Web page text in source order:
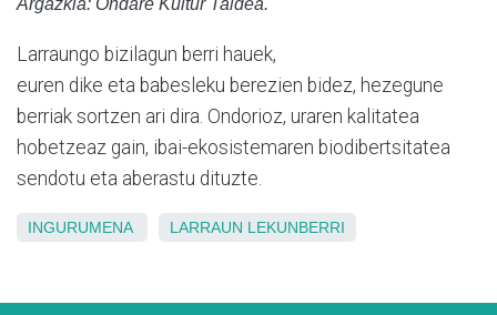
Larraungo bizilagun berri hauek,
euren dike eta babesleku berezien bidez, hezegune
berriak sortzen ari dira. Ondorioz, uraren kalitatea
hobetzeaz gain, ibai-ekosistemaren biodibertsitatea
sendotu eta aberastu dituzte.
INGURUMENA LARRAUN LEKUNBERRI